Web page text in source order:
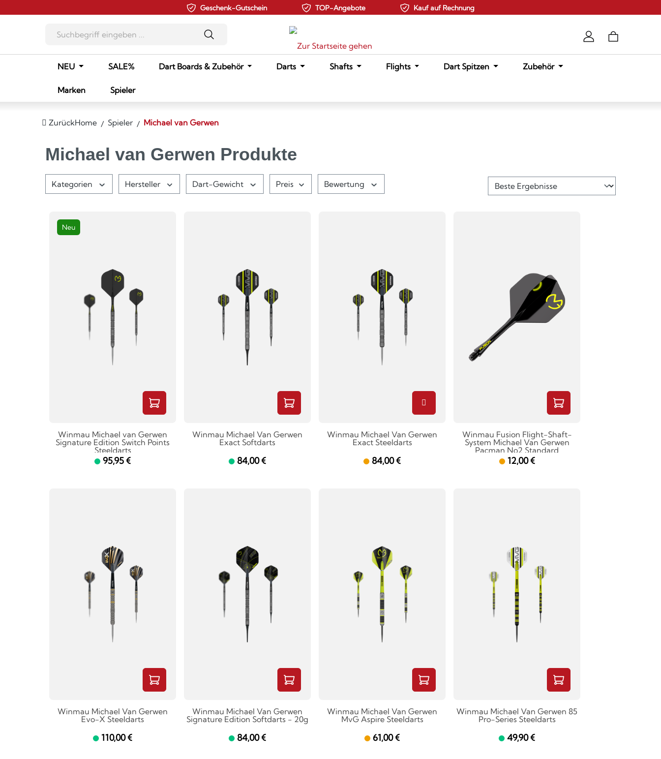
Geschenk-Gutschein TOP-Angebote Kauf auf Rechnung
NEU SALE% Dart Boards & Zubehör Darts Shafts Flights Dart Spitzen Zubehör
Marken Spieler
ZurückHome Spieler Michael van Gerwen
Michael van Gerwen Produkte
Kategorien Hersteller Dart-Gewicht Preis Bewertung
Neu
Winmau Michael van Gerwen
Signature Edition Switch Points
Steeldarts
95,95 €
Winmau Michael Van Gerwen
Exact Softdarts
84,00 €
Winmau Michael Van Gerwen
Exact Steeldarts
84,00 €
Winmau Fusion Flight-Shaft-
System Michael Van Gerwen
Pacman No2 Standard
12,00 €
Winmau Michael Van Gerwen
Evo-X Steeldarts
110,00 €
Winmau Michael Van Gerwen
Signature Edition Softdarts - 20g
84,00 €
Winmau Michael Van Gerwen
MvG Aspire Steeldarts
61,00 €
Winmau Michael Van Gerwen 85
Pro-Series Steeldarts
49,90 €